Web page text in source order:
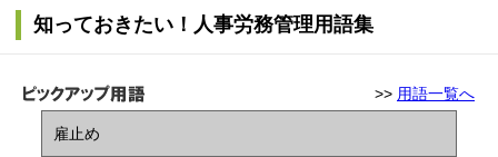
知っておきたい！人事労務管理用語集
>> 用語一覧へ
雇止め